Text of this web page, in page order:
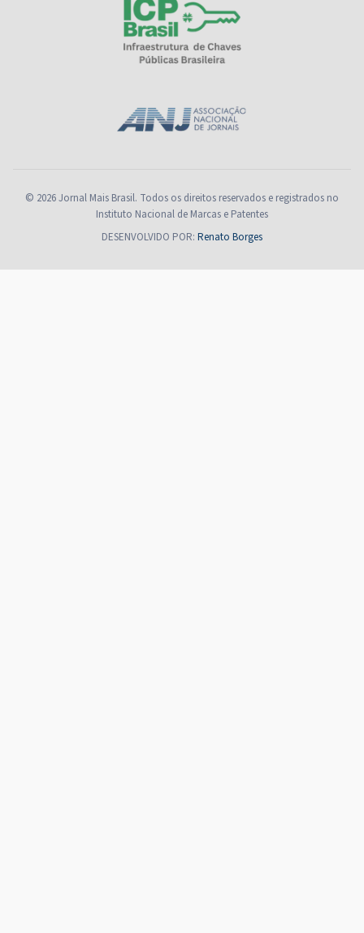
© 2026 Jornal Mais Brasil. Todos os direitos reservados e registrados no
Instituto Nacional de Marcas e Patentes
DESENVOLVIDO POR: Renato Borges